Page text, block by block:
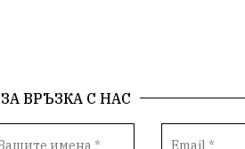
ЗА ВРЪЗКА С НАС